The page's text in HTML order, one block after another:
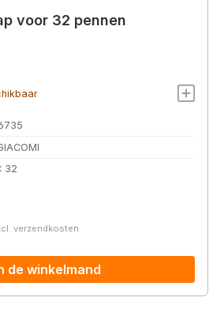
voor 32 pennen
32
verzendkosten
de winkelmand